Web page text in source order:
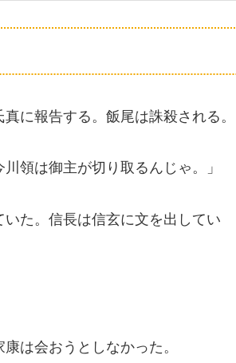
に報告する。飯尾は誅殺される。
領は御主が切り取るんじゃ。」
た。信長は信玄に文を出してい
は会おうとしなかった。